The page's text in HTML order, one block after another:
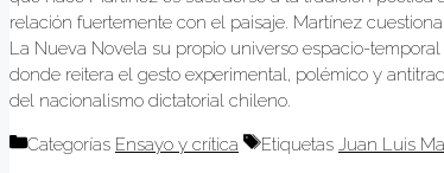
relación fuertemente con el paisaje. Martínez
La Nueva Novela su propio universo espacio-
donde reitera el gesto experimental, polémico y
del nacionalismo dictatorial chileno.
Categorías Ensayo y crítica Etiquetas Juan Luis